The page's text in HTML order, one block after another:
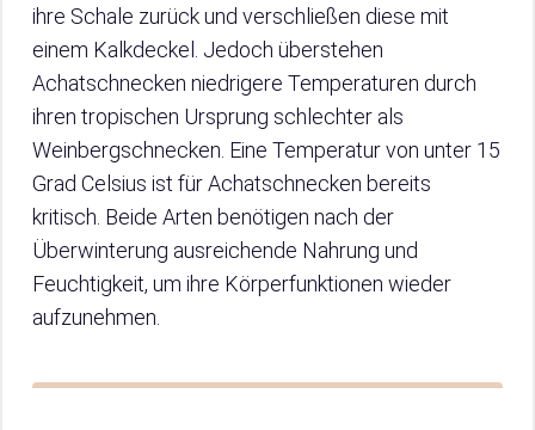
ihre Schale zurück und verschließen diese mit
einem Kalkdeckel. Jedoch überstehen
Achatschnecken niedrigere Temperaturen durch
ihren tropischen Ursprung schlechter als
Weinbergschnecken. Eine Temperatur von unter 15
Grad Celsius ist für Achatschnecken bereits
kritisch. Beide Arten benötigen nach der
Überwinterung ausreichende Nahrung und
Feuchtigkeit, um ihre Körperfunktionen wieder
aufzunehmen.